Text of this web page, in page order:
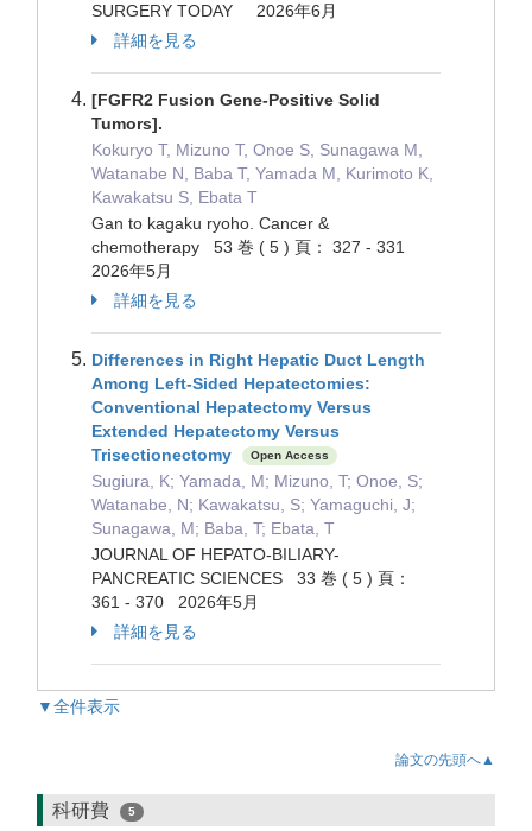
SURGERY TODAY 2026年6月
詳細を見る
[FGFR2 Fusion Gene-Positive Solid
Tumors].
Kokuryo T, Mizuno T, Onoe S, Sunagawa M,
Watanabe N, Baba T, Yamada M, Kurimoto K,
Kawakatsu S, Ebata T
Gan to kagaku ryoho. Cancer &
chemotherapy 53 巻 ( 5 ) 頁： 327 - 331
2026年5月
詳細を見る
Differences in Right Hepatic Duct Length
Among Left-Sided Hepatectomies:
Conventional Hepatectomy Versus
Extended Hepatectomy Versus
Trisectionectomy
Open Access
Sugiura, K; Yamada, M; Mizuno, T; Onoe, S;
Watanabe, N; Kawakatsu, S; Yamaguchi, J;
Sunagawa, M; Baba, T; Ebata, T
JOURNAL OF HEPATO-BILIARY-
PANCREATIC SCIENCES 33 巻 ( 5 ) 頁：
361 - 370 2026年5月
詳細を見る
▼全件表示
論文の先頭へ▲
科研費 5